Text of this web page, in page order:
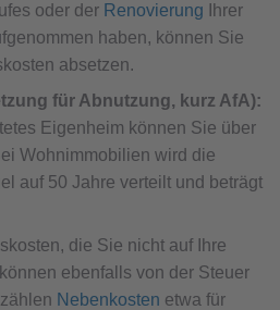
oder der Renovierung Ihrer
haben, können Sie
absetzen.
für Abnutzung, kurz AfA):
Eigenheim können Sie über
Wohnimmobilien wird die
auf 50 Jahre verteilt und beträgt
die Sie nicht auf Ihre
ebenfalls von der Steuer
Nebenkosten etwa für